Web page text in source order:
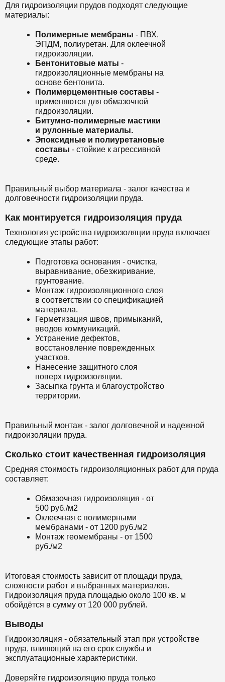
Для гидроизоляции прудов подходят следующие
материалы:
Полимерные мембраны - ПВХ,
ЭПДМ, полиуретан. Для оклеечной
гидроизоляции.
Бентонитовые маты -
гидроизоляционные мембраны на
основе бентонита.
Полимерцементные составы -
применяются для обмазочной
гидроизоляции.
Битумно-полимерные мастики
и рулонные материалы.
Эпоксидные и полиуретановые
составы - стойкие к агрессивной
среде.
Правильный выбор материала - залог качества и
долговечности гидроизоляции пруда.
Как монтируется гидроизоляция пруда
Технология устройства гидроизоляции пруда включает
следующие этапы работ:
Подготовка основания - очистка,
выравнивание, обезжиривание,
грунтование.
Монтаж гидроизоляционного слоя
в соответствии со спецификацией
материала.
Герметизация швов, примыканий,
вводов коммуникаций.
Устранение дефектов,
восстановление поврежденных
участков.
Нанесение защитного слоя
поверх гидроизоляции.
Засыпка грунта и благоустройство
территории.
Правильный монтаж - залог долговечной и надежной
гидроизоляции пруда.
Сколько стоит качественная гидроизоляция
Средняя стоимость гидроизоляционных работ для пруда
составляет:
Обмазочная гидроизоляция - от
500 руб./м2
Оклеечная с полимерными
мембранами - от 1200 руб./м2
Монтаж геомембраны - от 1500
руб./м2
Итоговая стоимость зависит от площади пруда,
сложности работ и выбранных материалов.
Гидроизоляция пруда площадью около 100 кв. м
обойдётся в сумму от 120 000 рублей.
Выводы
Гидроизоляция - обязательный этап при устройстве
пруда, влияющий на его срок службы и
эксплуатационные характеристики.
Доверяйте гидроизоляцию пруда только